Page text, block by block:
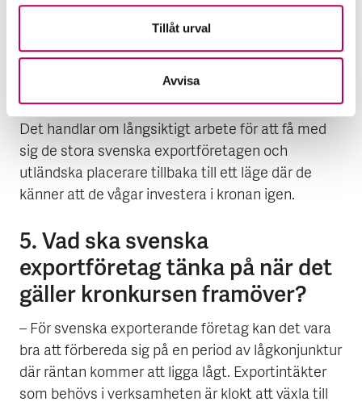
Tillåt urval
Avvisa
däremot inte talar för att kronkursen ska stärkas
Investerares syn på den svenska kronan påverkar
i dag kronkursen mer än den faktiska handeln. Att
bygga förtroende för kronan kommer att ta tid.
Det handlar om långsiktigt arbete för att få med
sig de stora svenska exportföretagen och
utländska placerare tillbaka till ett läge där de
känner att de vågar investera i kronan igen.
5. Vad ska svenska
exportföretag tänka på när det
gäller kronkursen framöver?
– För svenska exporterande företag kan det vara
bra att förbereda sig på en period av lågkonjunktur
där räntan kommer att ligga lågt. Exportintäkter
som behövs i verksamheten är klokt att växla till